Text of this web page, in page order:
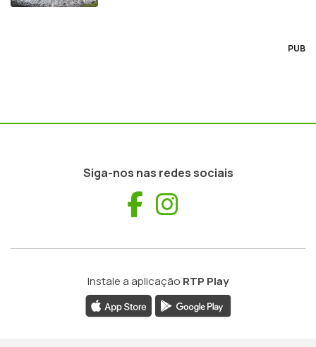
PUB
Siga-nos nas redes sociais
Facebook
Instale a aplicação RTP Play